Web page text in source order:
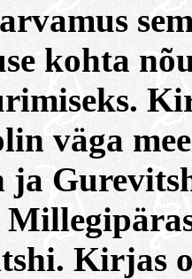
kohta
väga
ja
Kirjas